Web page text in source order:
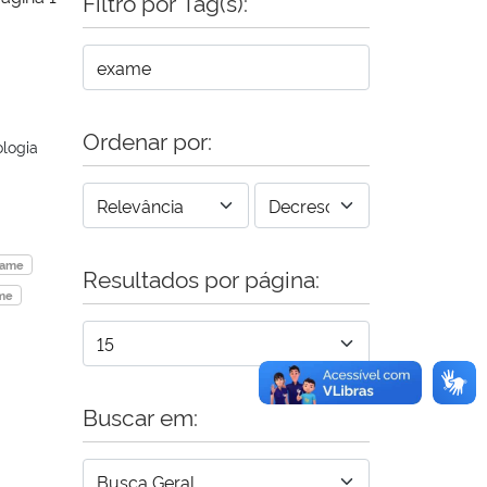
Ordenar por:
Resultados por página:
Buscar em: